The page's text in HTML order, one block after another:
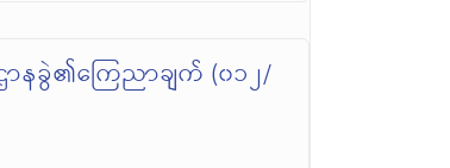
ဌာနခွဲ၏ကြေညာချက် (၀၁၂/